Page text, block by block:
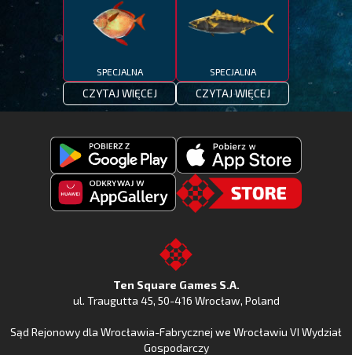
SPECJALNA
CZYTAJ WIĘCEJ
SPECJALNA
CZYTAJ WIĘCEJ
Pobierz
Fishing
Pobierz
Fishing
z
Apple
Store
Huawei
Gallery
to
the
Ten Square Games S.A.
ul. Traugutta 45, 50-416 Wrocław, Poland
Sąd Rejonowy dla Wrocławia-Fabrycznej we Wrocławiu VI Wydział
Gospodarczy